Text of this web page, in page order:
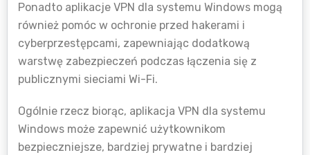
Ponadto aplikacje VPN dla systemu Windows mogą
również pomóc w ochronie przed hakerami i
cyberprzestępcami, zapewniając dodatkową
warstwę zabezpieczeń podczas łączenia się z
publicznymi sieciami Wi-Fi.
Ogólnie rzecz biorąc, aplikacja VPN dla systemu
Windows może zapewnić użytkownikom
bezpieczniejsze, bardziej prywatne i bardziej